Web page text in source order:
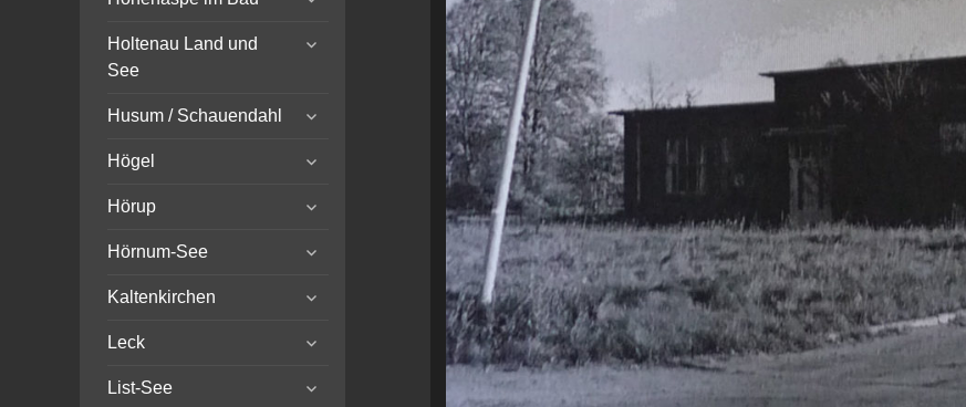
menu
Holtenau Land und
See
expand
Husum / Schauendahl
expand
menu
Högel
expand
menu
Hörup
expand
menu
Hörnum-See
expand
menu
Kaltenkirchen
expand
menu
Leck
expand
menu
List-See
expand